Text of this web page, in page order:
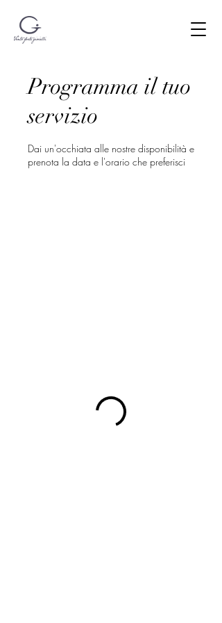
Programma il tuo
servizio
Dai un'occhiata alle nostre disponibilità e
prenota la data e l'orario che preferisci